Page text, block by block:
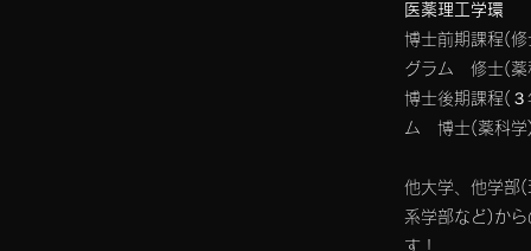
医薬理工学環
博士前期課程(
グラム 修士(薬
博士後期課程(
ム 博士(薬科学
他大学、他学部
系学部など)か
す！